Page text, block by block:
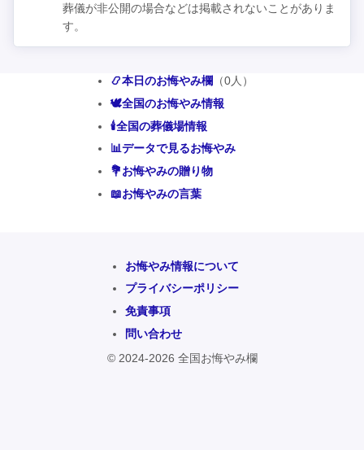
葬儀が非公開の場合などは掲載されないことがありま
す。
📿本日のお悔やみ欄 （0人）
🕊️全国のお悔やみ情報
🕯️全国の葬儀場情報
📊データで見るお悔やみ
💐お悔やみの贈り物
📖お悔やみの言葉
お悔やみ情報について
プライバシーポリシー
免責事項
問い合わせ
© 2024-2026 全国お悔やみ欄